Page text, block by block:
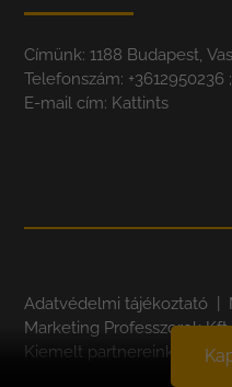
Címünk: 1188 Budapest,
Telefonszám: +3612950236
E-mail cím: Kattints
Adatvédelmi tájékoztató
|
Marketing Professzorok Kft.
Kiemelt partnereink: